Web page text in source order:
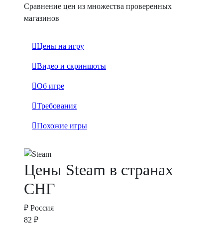
Сравнение цен из множества проверенных
магазинов
Цены на игру
Видео и скриншоты
Об игре
Требования
Похожие игры
Цены Steam в странах
СНГ
₽ Россия
82 ₽